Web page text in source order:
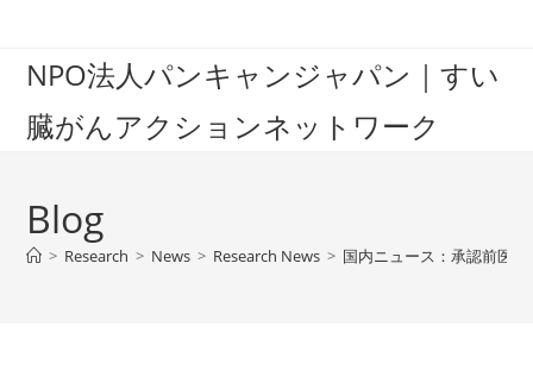
contentNPO法人パンキャンジャパン｜すい
臓がんアクションネットワーク
Blog
> Research > News > Research News > 国内ニュース：承認前医